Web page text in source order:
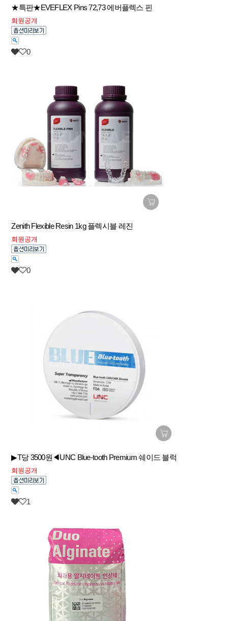
★특판★EVEFLEX Pins 72,73 에버플렉스 핀
회원공개
0
Zenith Flexible Resin 1kg 플렉시블 레진
회원공개
0
▶T당 3500원◀UNC Blue-tooth Premium 쉐이드 블럭
회원공개
1